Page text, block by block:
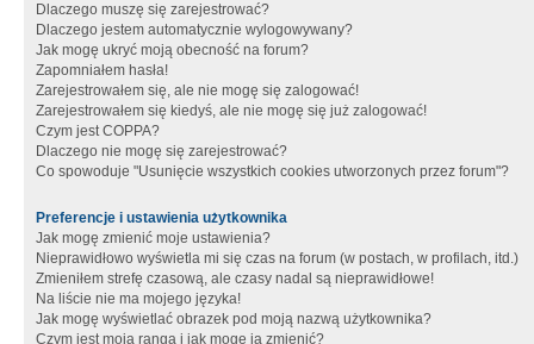
Dlaczego muszę się zarejestrować?
Dlaczego jestem automatycznie wylogowywany?
Jak mogę ukryć moją obecność na forum?
Zapomniałem hasła!
Zarejestrowałem się, ale nie mogę się zalogować!
Zarejestrowałem się kiedyś, ale nie mogę się już zalogować!
Czym jest COPPA?
Dlaczego nie mogę się zarejestrować?
Co spowoduje "Usunięcie wszystkich cookies utworzonych przez forum"?
Preferencje i ustawienia użytkownika
Jak mogę zmienić moje ustawienia?
Nieprawidłowo wyświetla mi się czas na forum (w postach, w profilach, itd.)
Zmieniłem strefę czasową, ale czasy nadal są nieprawidłowe!
Na liście nie ma mojego języka!
Jak mogę wyświetlać obrazek pod moją nazwą użytkownika?
Czym jest moja ranga i jak mogę ją zmienić?